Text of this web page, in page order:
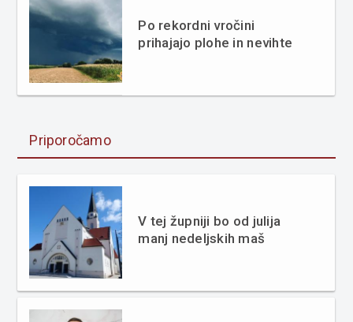
Po rekordni vročini
prihajajo plohe in nevihte
Priporočamo
V tej župniji bo od julija
manj nedeljskih maš